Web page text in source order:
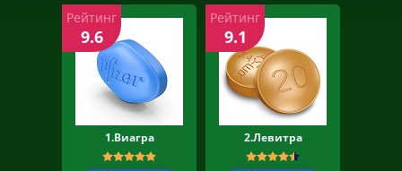
1.Виагра
Рейтинг
9.6
2.Левитра
Рейтинг
9.1